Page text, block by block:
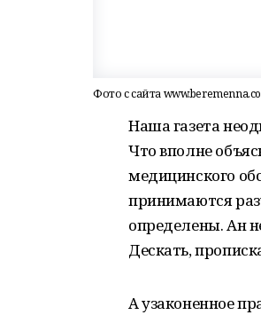
Фото с сайта
Наша газета
Что вполне
медицинского
принимаются
определены. Ан
Дескать,
А узаконенное